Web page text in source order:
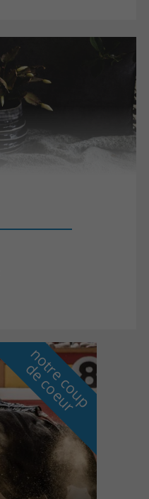
n
o
t
r
e
c
o
u
p
d
e
c
o
e
u
r